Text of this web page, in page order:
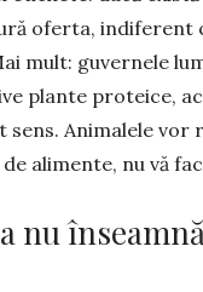
oferta, indiferent
mult: guvernele
plante proteice,
sens. Animalele vor
alimente, nu vă
nu